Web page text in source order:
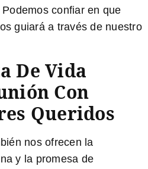
confiar en que
guiará a través de nuestro
De Vida
Con
Queridos
nos ofrecen la
y la promesa de